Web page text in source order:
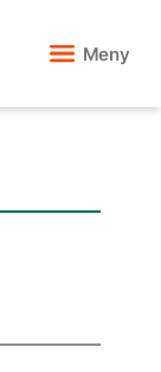
Meny